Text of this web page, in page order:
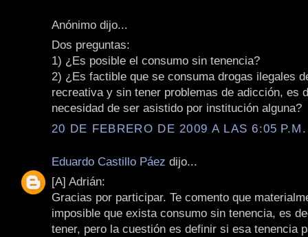
Anónimo dijo...
Dos preguntas:
1) ¿Es posible el consumo sin tenencia?
2) ¿Es factible que se consuma drogas ilegales
recreativa y sin tener problemas de adicción, es
necesidad de ser asistido por institución alguna?
20 DE FEBRERO DE 2009 A LAS 6:05 P.M.
Eduardo Castillo Páez dijo...
[A] Adrián:
Gracias por participar. Te comento que
imposible que exista consumo sin tenencia, es
tener, pero la cuestión es definir si esa tenencia